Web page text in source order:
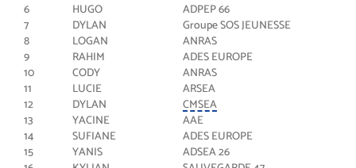
6
HUGO
ADPEP 66
7
DYLAN
Groupe SOS JEUNESSE
8
LOGAN
ANRAS
9
RAHIM
ADES EUROPE
10
CODY
ANRAS
11
LUCIE
ARSEA
12
DYLAN
CMSEA
13
YACINE
AAE
14
SUFIANE
ADES EUROPE
15
YANIS
ADSEA 26